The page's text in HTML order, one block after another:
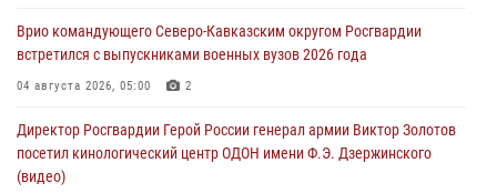
угрожавшего подростку травматическим пистолетом
06 августа 2026, 11:33
крупная нарколаборатория
Врио командующего Северо-Кавказским округом Росгвардии
встретился с выпускниками военных вузов 2026 года
04 августа 2026, 05:00 2
Директор Росгвардии Герой России генерал армии Виктор Золотов
посетил кинологический центр ОДОН имени Ф.Э. Дзержинского
(видео)